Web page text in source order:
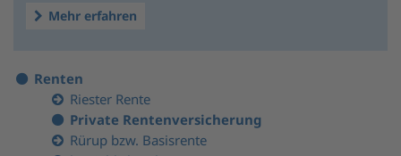
Mehr erfahren
Renten
Riester Rente
Private Rentenversicherung
Rürup bzw. Basisrente